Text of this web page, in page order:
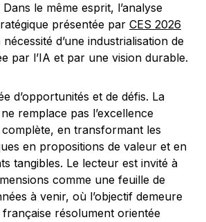
le même esprit, l’analyse
présentée par CES 2026
d’une industrialisation de
par l’IA et par une vision durable.
d’opportunités et de défis. La
remplace pas l’excellence
en transformant les
en propositions de valeur et en
tangibles. Le lecteur est invité à
comme une feuille de
à venir, où l’objectif demeure
résolument orientée